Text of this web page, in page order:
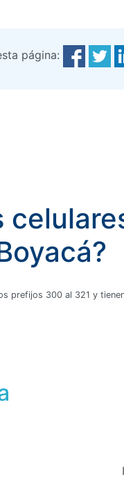
página:
prefijos 300 al 321 y